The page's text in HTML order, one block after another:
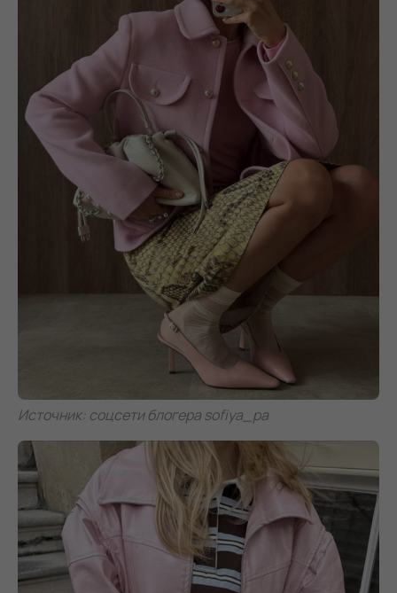
Источник: соцсети блогера sofiya_pa